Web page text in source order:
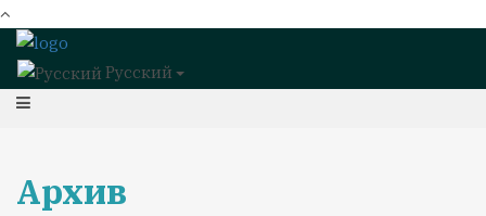
Русский
Архив